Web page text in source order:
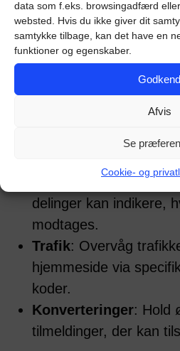
data som f.eks. browsingadfærd
websted. Hvis du ikke giver dit
samtykke tilbage, kan det have en
funktioner og egenskaber.
Godkend
Afvis
Se
Cookie- og
kontrakt, der klart beskriver
forventninger.
Måling af succes: KPI’er og
For at vurdere effektiviteten
Performance Indicators).
Engagement: Likes,
delinger kan indikere,
modtages.
Trafik: Overvåg
hjemmeside via
koder.
Konverteringer: Hold
tilmeldinger, der kan